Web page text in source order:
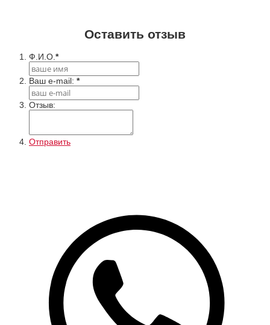
Оставить отзыв
Ф.И.О.*
Ваш e-mail: *
Отзыв:
Отправить